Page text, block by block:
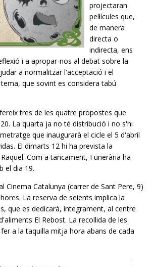
projectaran
pel·lícules que,
de manera
directa o
indirecta, ens
i a apropar-nos al debat sobre la
a normalitzar l'acceptació i el
que sovint es considera tabú
tres de les quatre propostes que
La quarta ja no té distribució i no s'hi
que inaugurarà el cicle el 5 d'abril
El dimarts 12 hi ha prevista la
Com a tancament, Funerària ha
el dia 19.
Cinema Catalunya (carrer de Sant Pere, 9)
La reserva de seients implica la
que es dedicarà, íntegrament, al centre
El Rebost. La recollida de les
a la taquilla mitja hora abans de cada